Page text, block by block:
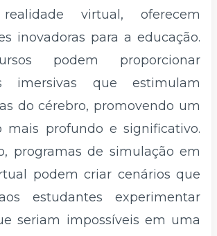
virtual, oferecem
inovadoras para a educação.
podem proporcionar
imersivas que estimulam
do cérebro, promovendo um
mais profundo e significativo.
programas de simulação em
podem criar cenários que
estudantes experimentar
seriam impossíveis em uma